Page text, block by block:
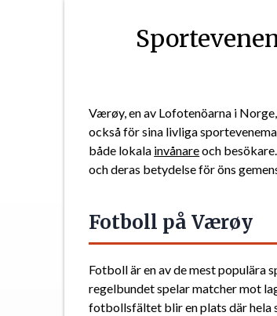
Værøy, en av Lofotenöarna i
också för sina livliga
både lokala invånareoch
och deras betydelse för öns
Fotboll på Værøy
Fotboll är en av de mest
regelbundet spelar matcher mot
fotbollsfältet blir en plats där hela